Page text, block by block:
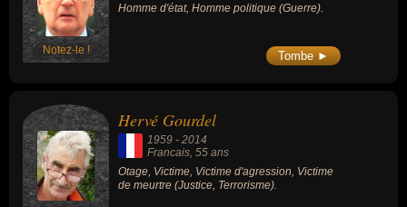
Notez-le !
Homme d'état, Homme politique (Guerre).
Tombe ►
Hervé Gourdel
1959 - 2014
Francais, 55 ans
Otage, Victime, Victime d'agression, Victime
de meurtre (Justice, Terrorisme).